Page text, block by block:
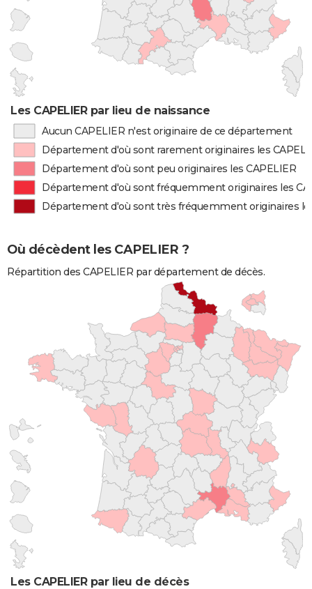
Les CAPELIER par lieu de naissance
Aucun CAPELIER n'est originaire de ce département
Département d'où sont rarement originaires les
Département d'où sont peu originaires les CAPELIER
Département d'où sont fréquemment originaires les
Département d'où sont très fréquemment originaires
Où décèdent les CAPELIER ?
Répartition des CAPELIER par département de décès.
Les CAPELIER par lieu de décès